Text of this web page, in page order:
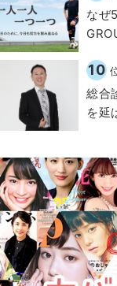
なぜ
10
総合
を延